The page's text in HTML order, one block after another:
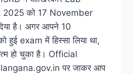
को 17 November
है। अगर आपने 10
exam में हिस्सा लिया था,
हो चुका है। Official
पर जाकर आप